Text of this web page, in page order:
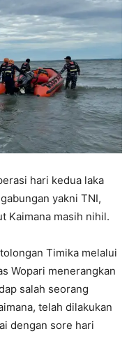
hari kedua laka
yakni TNI,
Kaimana masih nihil.
Timika melalui
Wopari menerangkan
salah seorang
telah dilakukan
dengan sore hari